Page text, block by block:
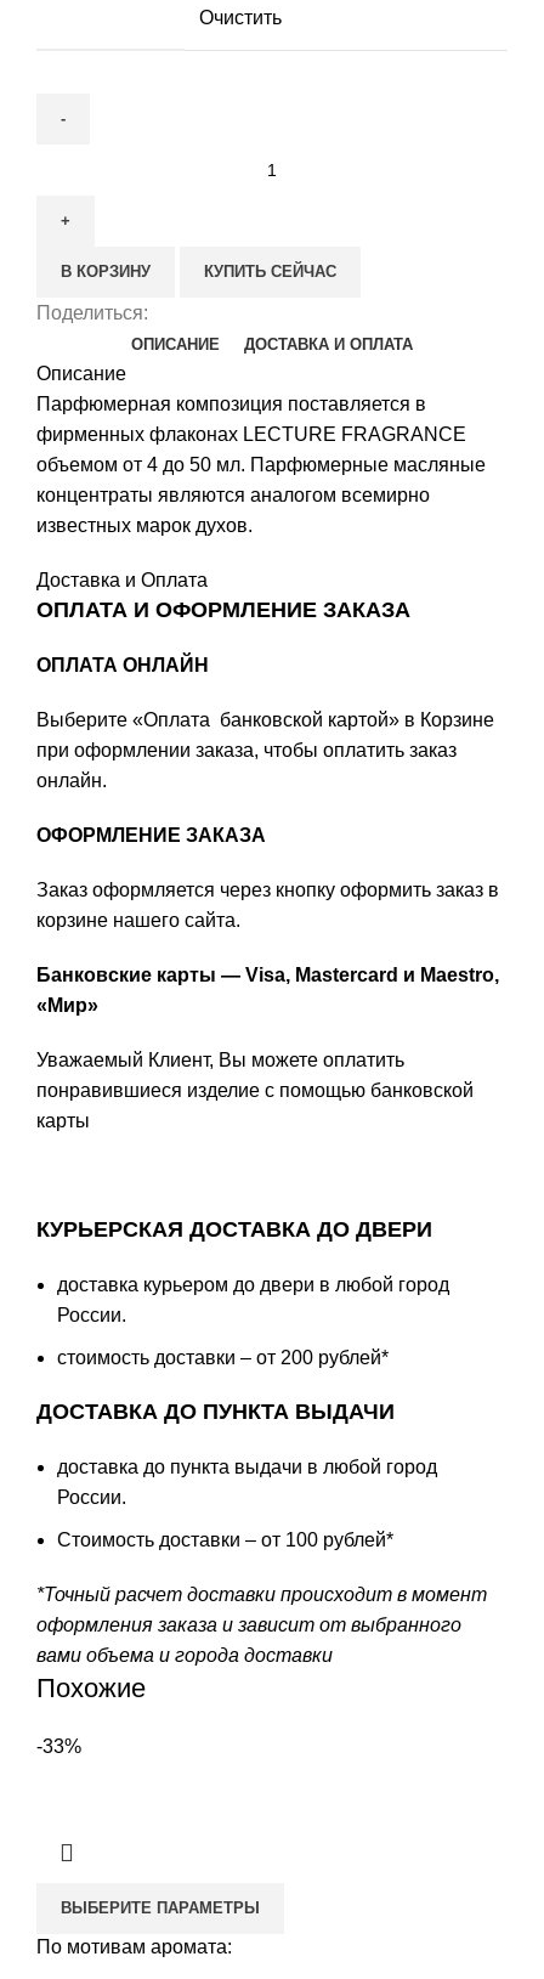
Очистить
Carolina
ChicВ КОРЗИНУ КУПИТЬ СЕЙЧАС
Поделиться:
ОПИСАНИЕ ДОСТАВКА И ОПЛАТА
Описание
Парфюмерная композиция поставляется в
фирменных флаконах LECTURE FRAGRANCE
объемом от 4 до 50 мл. Парфюмерные масляные
концентраты являются аналогом всемирно
известных марок духов.
Доставка и Оплата
ОПЛАТА И ОФОРМЛЕНИЕ ЗАКАЗА
ОПЛАТА ОНЛАЙН
Выберите «Оплата банковской картой» в Корзине
при оформлении заказа, чтобы оплатить заказ
онлайн.
ОФОРМЛЕНИЕ ЗАКАЗА
Заказ оформляется через кнопку оформить заказ в
корзине нашего сайта.
Банковские карты — Visa, Mastercard и Maestro,
«Мир»
Уважаемый Клиент, Вы можете оплатить
понравившиеся изделие с помощью банковской
карты
КУРЬЕРСКАЯ ДОСТАВКА ДО ДВЕРИ
доставка курьером до двери в любой город
России.
стоимость доставки – от 200 рублей*
ДОСТАВКА ДО ПУНКТА ВЫДАЧИ
доставка до пункта выдачи в любой город
России.
Стоимость доставки – от 100 рублей*
*Точный расчет доставки происходит в момент
оформления заказа и зависит от выбранного
вами объема и города доставки
Похожие
-33%
ВЫБЕРИТЕ ПАРАМЕТРЫ
По мотивам аромата: